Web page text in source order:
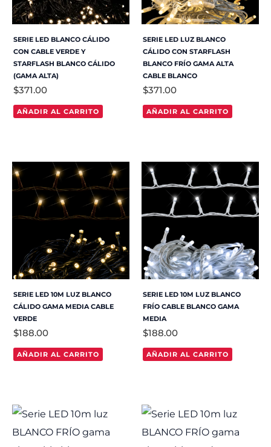
SERIE LED BLANCO CÁLIDO
CON CABLE VERDE Y
STARFLASH BLANCO CÁLIDO
(GAMA ALTA)
$371.00
AÑADIR AL CARRITO
SERIE LED LUZ BLANCO
CÁLIDO CON STARFLASH
BLANCO FRÍO GAMA ALTA
CABLE BLANCO
$371.00
AÑADIR AL CARRITO
SERIE LED 10M LUZ BLANCO
CÁLIDO GAMA MEDIA CABLE
VERDE
$188.00
AÑADIR AL CARRITO
SERIE LED 10M LUZ BLANCO
FRÍO CABLE BLANCO GAMA
MEDIA
$188.00
AÑADIR AL CARRITO